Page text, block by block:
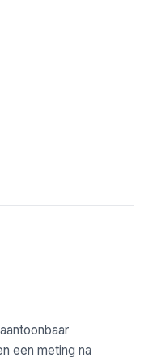
een meting na